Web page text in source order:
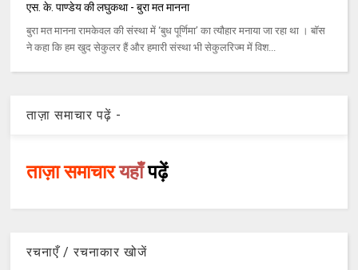
एस. के. पाण्डेय की लघुकथा - बुरा मत मानना
बुरा मत मानना रामकेवल की संस्था में ‘बुध पूर्णिमा’ का त्यौहार मनाया जा रहा था । बॉस
ने कहा कि हम खुद सेकुलर हैं और हमारी संस्था भी सेकुलरिज्म में विश...
ताज़ा समाचार पढ़ें -
ताज़ा समाचारयहाँपढ़ें
रचनाएँ / रचनाकार खोजें